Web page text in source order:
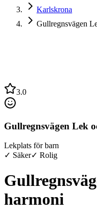
Karlskrona
Gullregnsvägen
3.0
Gullregnsvägen Lek
Lekplats för barn
✓ Säker✓ Rolig
harmoni